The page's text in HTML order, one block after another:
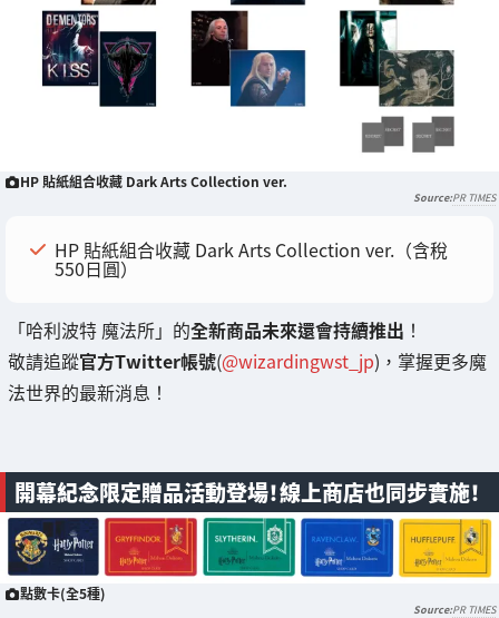
HP 貼紙組合收藏 Dark Arts Collection ver.
PR TIMES
HP 貼紙組合收藏 Dark Arts Collection ver.（含稅
550日圓）
「哈利波特 魔法所」的全新商品未來還會持續推出 ！
敬請追蹤官方Twitter帳號(@wizardingwst_jp)，掌握更多魔
法世界的最新消息！
開幕紀念限定贈品活動登場！線上商店也同步實施！
點數卡(全5種)
PR TIMES